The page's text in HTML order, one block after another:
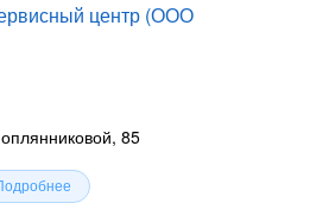
центр (ООО
85